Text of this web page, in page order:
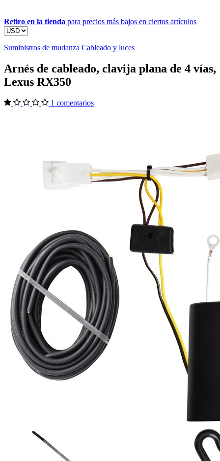
Retiro en la tienda para precios más bajos en ciertos artículos
Suministros de mudanza Cableado y luces
Arnés de cableado, clavija plana de 4 vías,
Lexus RX350
1 comentarios